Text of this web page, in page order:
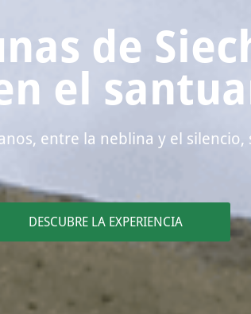
de
el
entre la neblina y el
DESCUBRE LA EXPERIENCIA